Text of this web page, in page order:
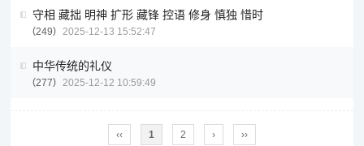
守相 藏拙 明神 扩形 藏锋 控语 修身 慎独 惜时
249 2025-12-13 15:52:47
中华传统的礼仪
277 2025-12-12 10:59:49
‹‹ 1 2 › ››